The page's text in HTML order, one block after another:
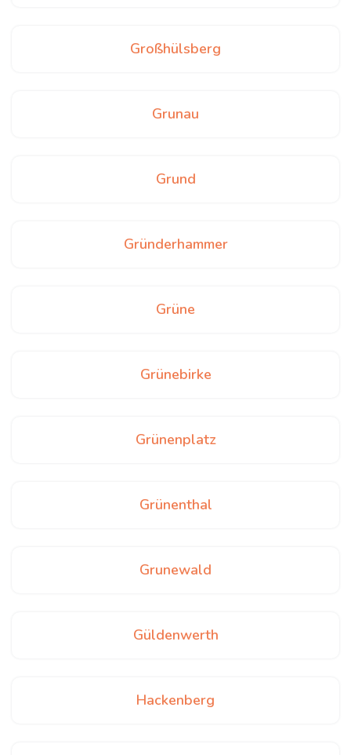
Großhülsberg
Grunau
Grund
Gründerhammer
Grüne
Grünebirke
Grünenplatz
Grünenthal
Grunewald
Güldenwerth
Hackenberg